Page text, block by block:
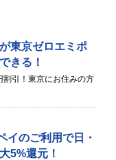
東京ゼロエミポ
きる！
引！東京にお住みの方
イのご利用で日・
5%還元！